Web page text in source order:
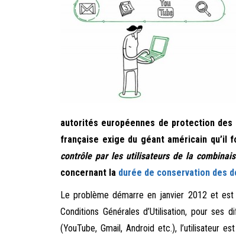
autorités européennes de protection des
française exige du géant américain qu’il
contrôle par les utilisateurs de la
concernant la durée de conservation des
Le problème démarre en janvier 2012 et est
Conditions Générales d’Utilisation, pour ses
(YouTube, Gmail, Android etc.), l’utilisateur